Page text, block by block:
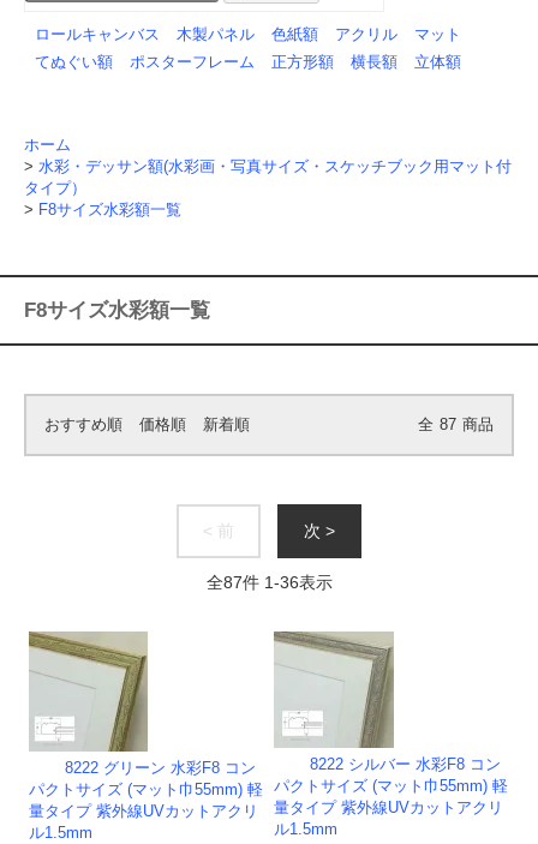
ロールキャンバス 木製パネル 色紙額 アクリル
マット
てぬぐい額
ポスターフレーム 正方形額 横長額 立体額
ホーム
> 水彩・デッサン額(水彩画・写真サイズ・スケッチブック用マット付
タイプ）
> F8サイズ水彩額一覧
F8サイズ水彩額一覧
おすすめ順 価格順 新着順 全 87 商品
< 前 次 >
全87件 1-36表示
8222 グリーン 水彩F8 コン
パクトサイズ (マット巾55mm) 軽
量タイプ 紫外線UVカットアクリ
ル1.5mm
8222 シルバー 水彩F8 コン
パクトサイズ (マット巾55mm) 軽
量タイプ 紫外線UVカットアクリ
ル1.5mm